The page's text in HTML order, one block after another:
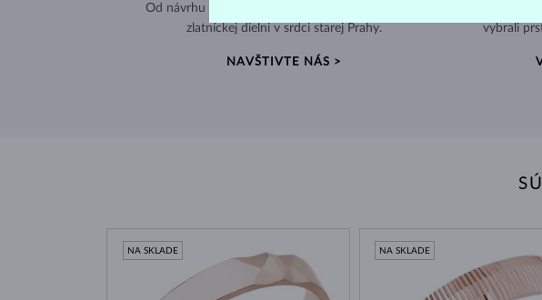
Od návrhu až po hotový šperk – všetko tvoríme v
zlatníckej dielni v srdci starej Prahy.
NAVŠTIVTE NÁS >
vybrali
NA SKLADE NA SKLADE